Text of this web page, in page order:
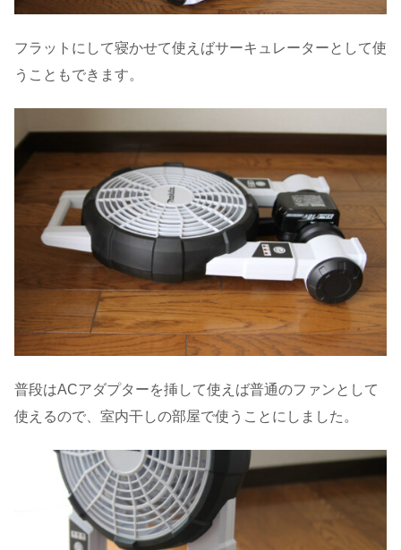
フラットにして寝かせて使えばサーキュレーターとして使
うこともできます。
普段はACアダプターを挿して使えば普通のファンとして
使えるので、室内干しの部屋で使うことにしました。